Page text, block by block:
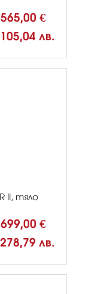
565,00 €
лв.
II, тяло
€
лв.